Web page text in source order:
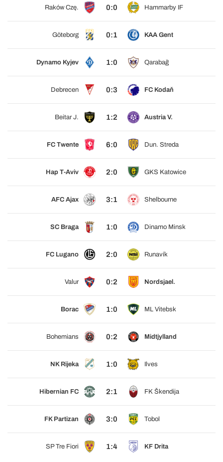
Raków Czę. 0:0 Hammarby IF
Göteborg 0:1 KAA Gent
Dynamo Kyjev 1:0 Qarabağ
Debrecen 0:3 FC Kodaň
Beitar J. 1:2 Austria V.
FC Twente 6:0 Dun. Streda
Hap T-Aviv 2:0 GKS Katowice
AFC Ajax 3:1 Shelbourne
SC Braga 1:0 Dinamo Minsk
FC Lugano 2:0 Runavík
Valur 0:2 Nordsjael.
Borac 1:0 ML Vitebsk
Bohemians 0:2 Midtjylland
NK Rijeka 1:0 Ilves
Hibernian FC 2:1 FK Škendija
FK Partizan 3:0 Tobol
SP Tre Fiori 1:4 KF Drita